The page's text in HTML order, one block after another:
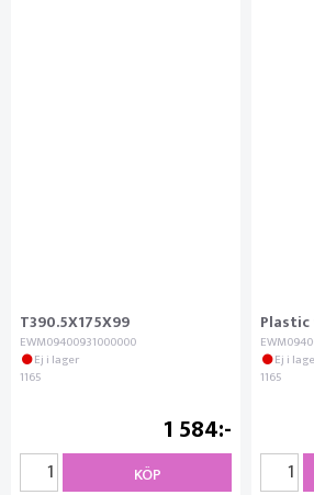
T390.5X175X99
EWM09400931000000
Ej i lager
1165
1 584
KÖP
Plastic
Ej i
1165